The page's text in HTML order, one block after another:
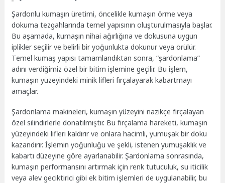
Şardonlu kumaşın üretimi, öncelikle kumaşın örme veya
dokuma tezgahlarında temel yapısının oluşturulmasıyla başlar.
Bu aşamada, kumaşın nihai ağırlığına ve dokusuna uygun
iplikler seçilir ve belirli bir yoğunlukta dokunur veya örülür.
Temel kumaş yapısı tamamlandıktan sonra, “şardonlama”
adını verdiğimiz özel bir bitim işlemine geçilir. Bu işlem,
kumaşın yüzeyindeki minik lifleri fırçalayarak kabartmayı
amaçlar.
Şardonlama makineleri, kumaşın yüzeyini nazikçe fırçalayan
özel silindirlerle donatılmıştır. Bu fırçalama hareketi, kumaşın
yüzeyindeki lifleri kaldırır ve onlara hacimli, yumuşak bir doku
kazandırır. İşlemin yoğunluğu ve şekli, istenen yumuşaklık ve
kabartı düzeyine göre ayarlanabilir. Şardonlama sonrasında,
kumaşın performansını artırmak için renk tutuculuk, su iticilik
veya alev geciktirici gibi ek bitim işlemleri de uygulanabilir, bu